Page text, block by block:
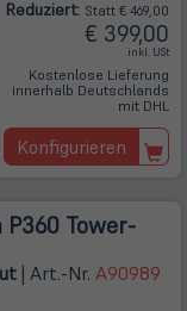
Reduziert: Statt € 469,00
€ 399,00
inkl. USt
Kostenlose Lieferung
innerhalb Deutschlands
mit DHL
Konfigurieren
P360 Tower-
| Art.-Nr. A90989